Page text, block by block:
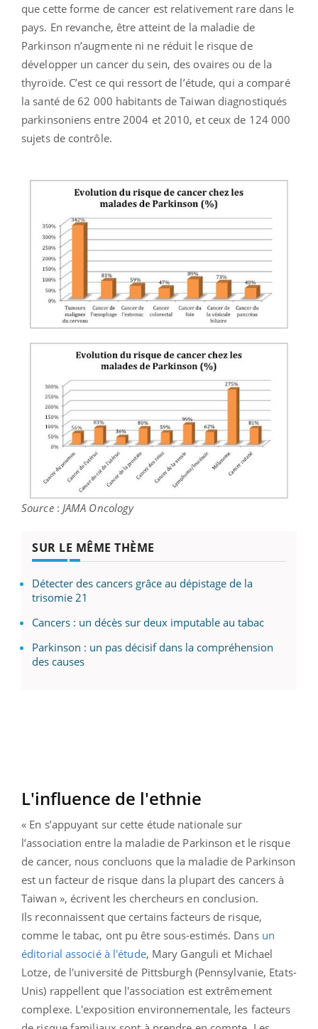
que cette forme de cancer est relativement rare dans le
pays. En revanche, être atteint de la maladie de
Parkinson n’augmente ni ne réduit le risque de
développer un cancer du sein, des ovaires ou de la
thyroïde. C’est ce qui ressort de l’étude, qui a comparé
la santé de 62 000 habitants de Taiwan diagnostiqués
parkinsoniens entre 2004 et 2010, et ceux de 124 000
sujets de contrôle.
Source: JAMA Oncology
SUR LE MÊME THÈME
Détecter des cancers grâce au dépistage de la
trisomie 21
Cancers : un décès sur deux imputable au tabac
Parkinson : un pas décisif dans la compréhension
des causes
L'influence de l'ethnie
« En s’appuyant sur cette étude nationale sur
l’association entre la maladie de Parkinson et le risque
de cancer, nous concluons que la maladie de Parkinson
est un facteur de risque dans la plupart des cancers à
Taiwan », écrivent les chercheurs en conclusion.
Ils reconnaissent que certains facteurs de risque,
comme le tabac, ont pu être sous-estimés. Dans un
éditorial associé à l'étude, Mary Ganguli et Michael
Lotze, de l'université de Pittsburgh (Pennsylvanie, Etats-
Unis) rappellent que l'association est extrêmement
complexe. L'exposition environnementale, les facteurs